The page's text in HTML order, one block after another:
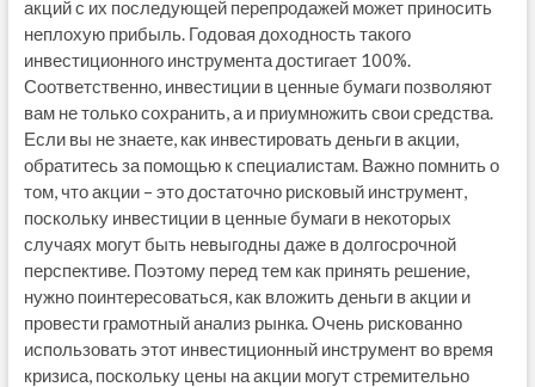
акций с их последующей перепродажей может приносить
неплохую прибыль. Годовая доходность такого
инвестиционного инструмента достигает 100%.
Соответственно, инвестиции в ценные бумаги позволяют
вам не только сохранить, а и приумножить свои средства.
Если вы не знаете, как инвестировать деньги в акции,
обратитесь за помощью к специалистам. Важно помнить о
том, что акции – это достаточно рисковый инструмент,
поскольку инвестиции в ценные бумаги в некоторых
случаях могут быть невыгодны даже в долгосрочной
перспективе. Поэтому перед тем как принять решение,
нужно поинтересоваться, как вложить деньги в акции и
провести грамотный анализ рынка. Очень рискованно
использовать этот инвестиционный инструмент во время
кризиса, поскольку цены на акции могут стремительно